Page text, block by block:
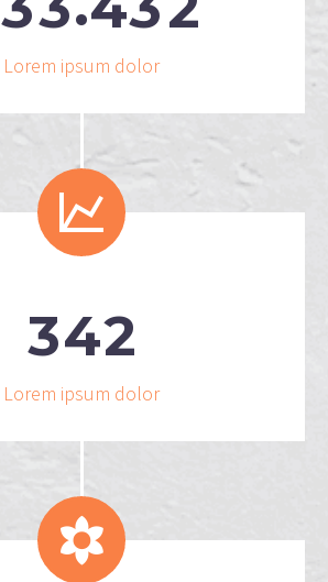
Lorem ipsum dolor


342
Lorem ipsum dolor

